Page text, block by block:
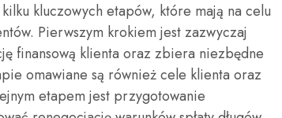
kluczowych etapów, które mają na celu
Pierwszym krokiem jest zazwyczaj
finansową klienta oraz zbiera niezbędne
omawiane są również cele klienta oraz
etapem jest przygotowanie